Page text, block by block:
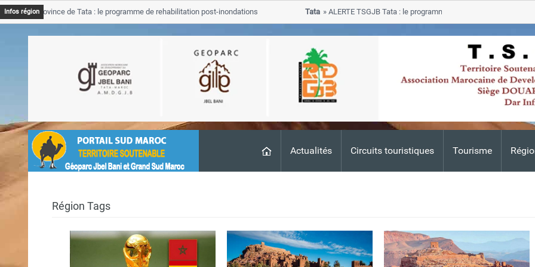
Actualités Circuits touristiques Tourisme
Infos régionProvince de Tata : le programme de rehabilitation post-inondations
ALERTE TSGJB Tata : le programme de rehabilitation post-
progresse dans les zones sinistrees
Région Tags